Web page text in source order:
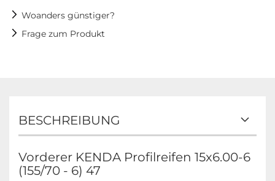
Woanders günstiger?
Frage zum Produkt
BESCHREIBUNG
Vorderer KENDA Profilreifen 15x6.00-6
(155/70 - 6) 47